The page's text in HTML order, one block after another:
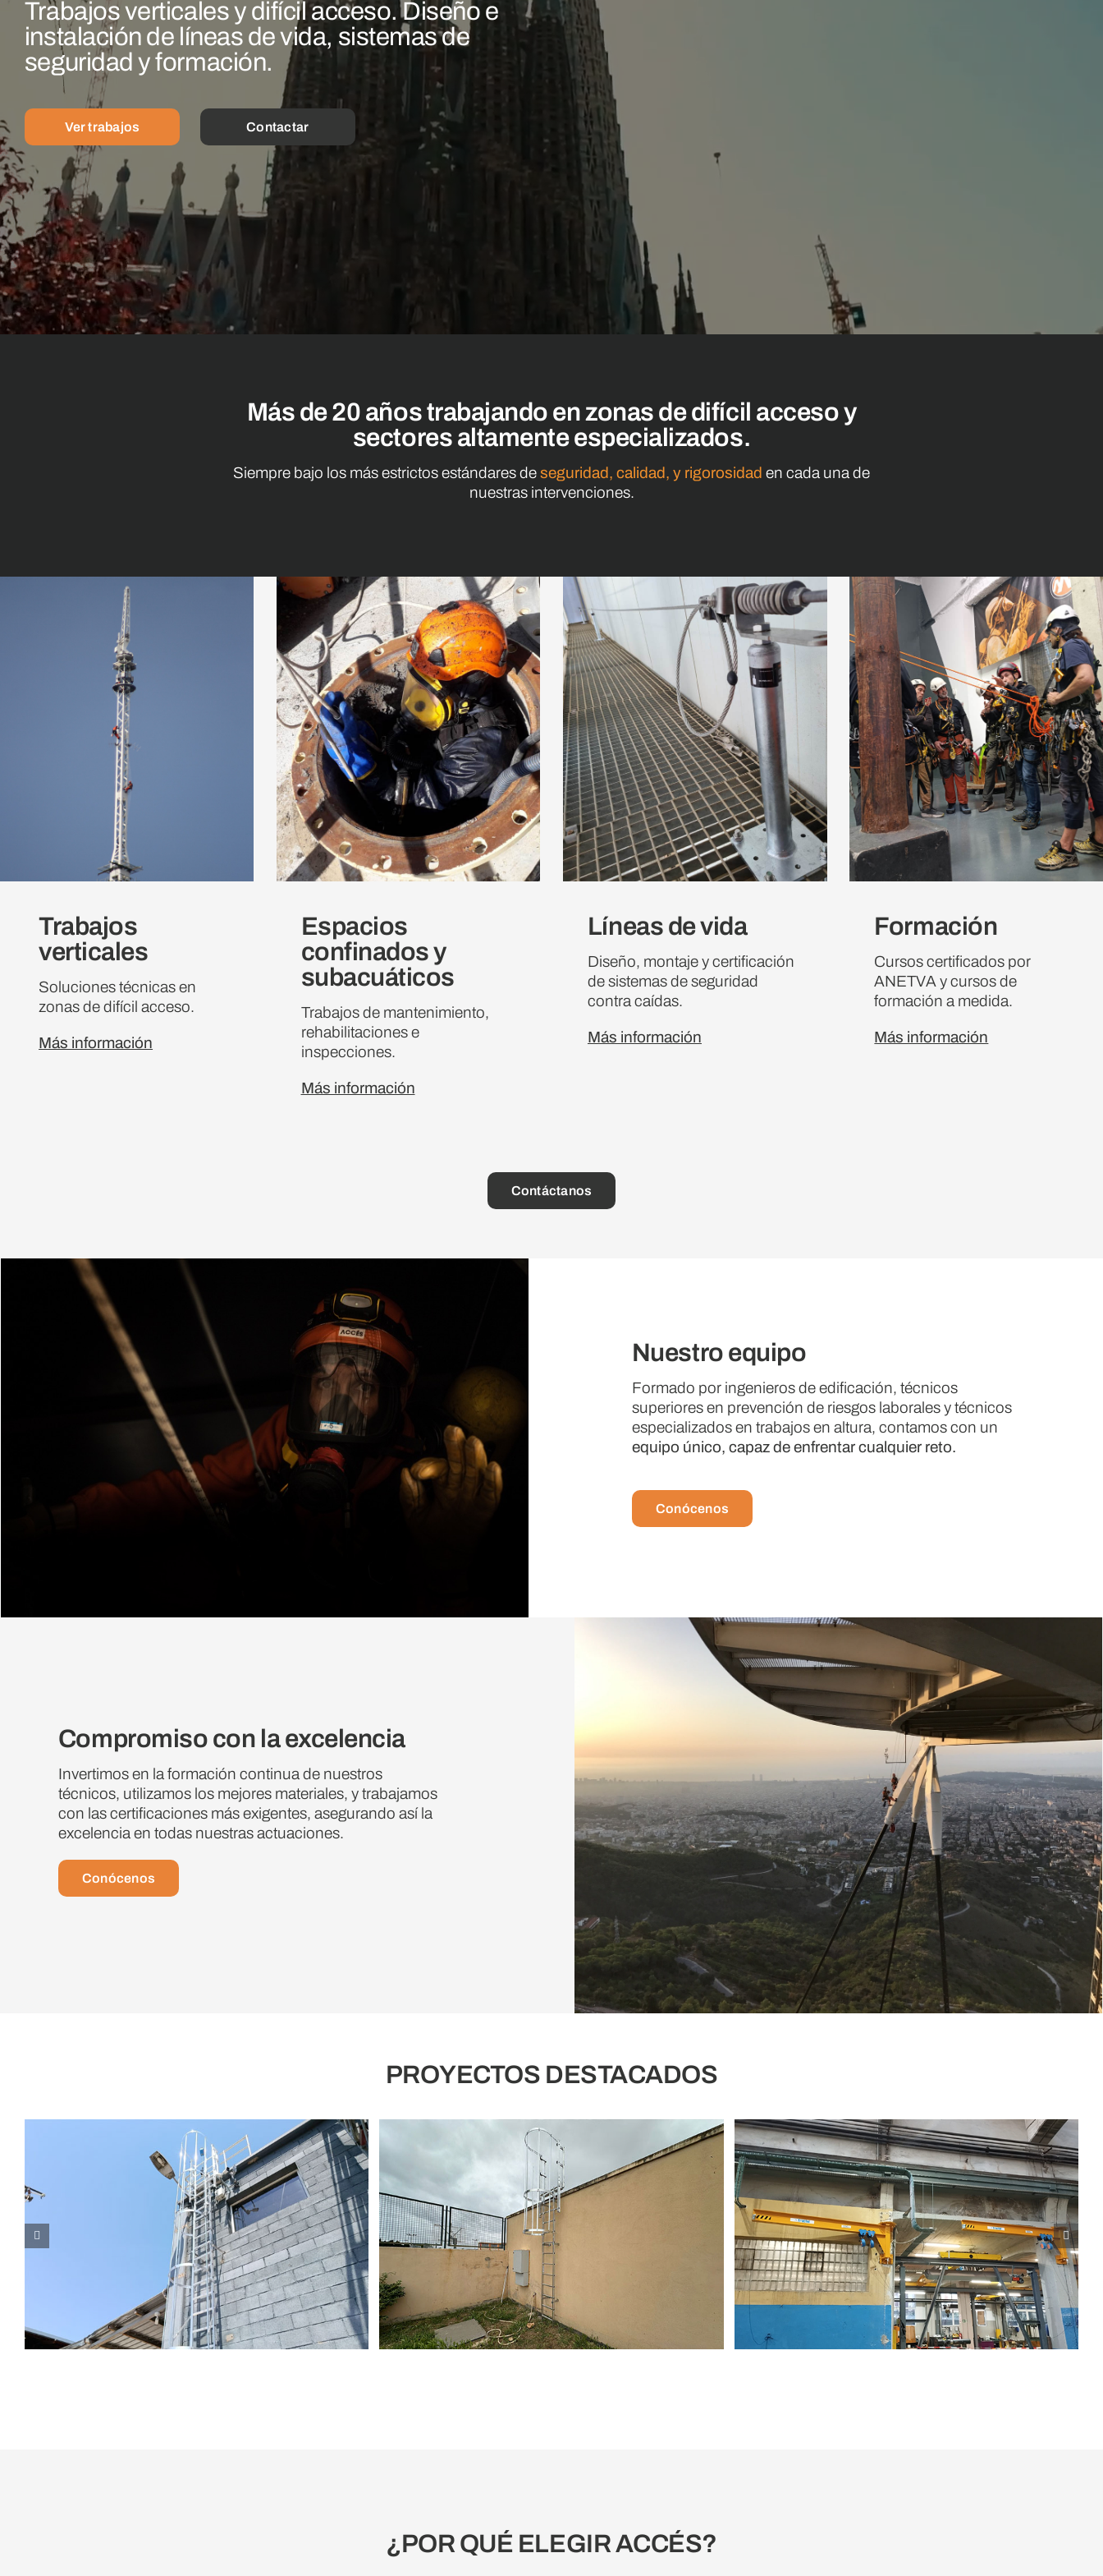
Trabajos verticales y difícil acceso. Diseño e
instalación de líneas de vida, sistemas de
seguridad y formación.
Ver trabajos Contactar
Más de 20 años trabajando en zonas de difícil acceso y
sectores altamente especializados.
Siempre bajo los más estrictos estándares deseguridad, calidad, y rigorosidad en cada una de
nuestras intervenciones.
Trabajos
verticales
Soluciones técnicas en
zonas de difícil acceso.
Más información
Espacios
confinados y
subacuáticos
Trabajos de mantenimiento,
rehabilitaciones e
inspecciones.
Más información
Líneas de vida
Diseño, montaje y certificación
de sistemas de seguridad
contra caídas.
Más información
Formación
Cursos certificados por
ANETVA y cursos de
formación a medida.
Más información
Contáctanos
Nuestro equipo
Formado por ingenieros de edificación, técnicos
superiores en prevención de riesgos laborales y técnicos
especializados en trabajos en altura, contamos con un
equipo único, capaz de enfrentar cualquier reto.
Conócenos
Compromiso con la excelencia
Invertimos en la formación continua de nuestros
técnicos, utilizamos los mejores materiales, y trabajamos
con las certificaciones más exigentes, asegurando así la
excelencia en todas nuestras actuaciones.
Conócenos
PROYECTOS DESTACADOS
Modernización de los sistemas de
seguridad en altura en un reconocido
colegio de Mallorca
Mantenimiento Seguridad
Instalación de plumas o brazos
articulados en la base de
mantenimiento Ferroviario
Indústria Mantenimiento
Acceso Espacio Confinado Hospital
Espacios Confinados Mantenimiento Seguridad
¿POR QUÉ ELEGIR ACCÉS?